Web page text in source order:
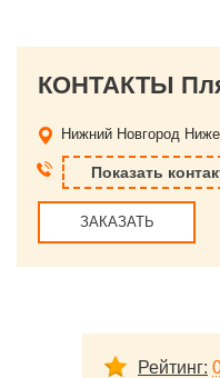
Нижний Новгород
Показать
ЗАКАЗАТЬ
Рейтинг: